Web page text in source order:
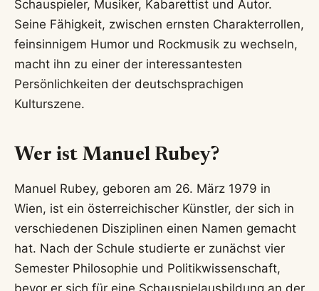
Privatleben:Manuel Rubey ist seit 2019 mit
der Architektin Stefanie Nolz verheiratet und
hat zwei Töchter. Die Familie lebt in Wien und
im Waldviertel.
Musikalische Karriere: Von 2002 bis 2010 war
er Frontmann der Rockband Mondscheiner und
Autor:Er hat zwei Bücher veröffentlicht:
und „Der will nur spielen“ (2022).
Auszeichnungen:Rubey erhielt mehrere
Preise, darunter den Österreichischen
Kabarettpreis 2012 und den Undine Award
2008 als Bester Filmdebütant.